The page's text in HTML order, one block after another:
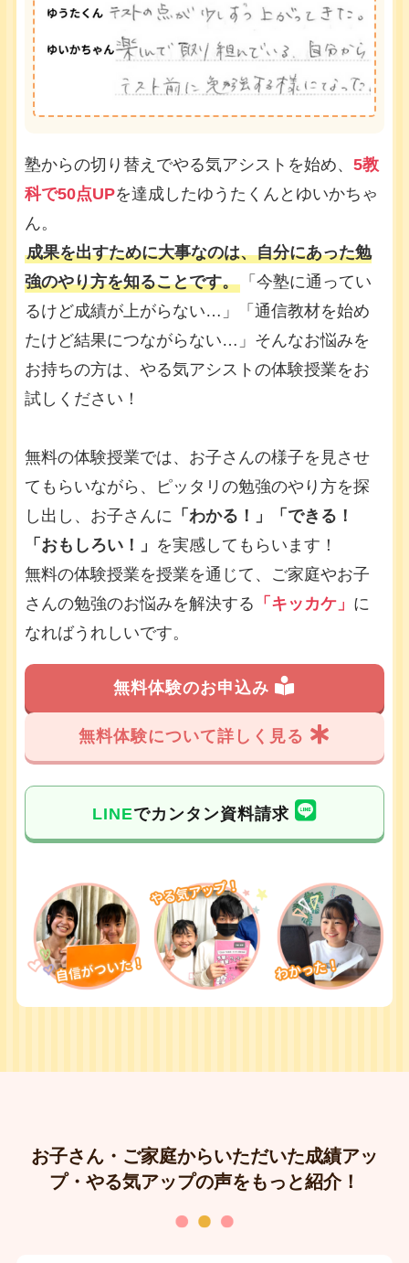
塾からの切り替えでやる気アシストを始め、 5教
科で50点UPを達成したゆうたくんとゆいかちゃ
ん。
成果を出すために大事なのは、自分にあった勉
強のやり方を知ることです。「今塾に通ってい
るけど成績が上がらない…」「通信教材を始め
たけど結果につながらない…」そんなお悩みを
お持ちの方は、やる気アシストの体験授業をお
試しください！
無料の体験授業では、お子さんの様子を見させ
てもらいながら、ピッタリの勉強のやり方を探
し出し、お子さんに 「わかる！」「できる！
「おもしろい！」 を実感してもらいます！
無料の体験授業を授業を通じて、ご家庭やお子
さんの勉強のお悩みを解決する 「キッカケ」 に
なればうれしいです。
無料体験のお申込み
無料体験について詳しく見る
LINEでカンタン資料請求
お子さん・ご家庭からいただいた成績アッ
プ・やる気アップの声をもっと紹介！